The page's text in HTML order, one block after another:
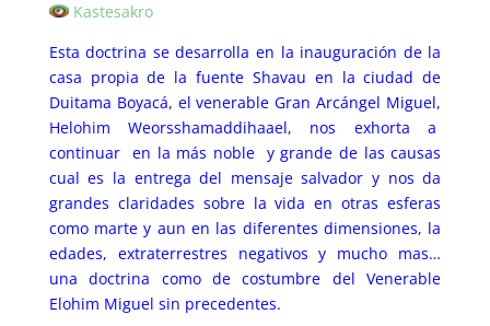
Kastesakro
Esta doctrina se desarrolla en la inauguración de la
casa propia de la fuente Shavau en la ciudad de
Duitama Boyacá, el venerable Gran Arcángel Miguel,
Helohim Weorsshamaddihaael, nos exhorta a
continuar en la más noble y grande de las causas
cual es la entrega del mensaje salvador y nos da
grandes claridades sobre la vida en otras esferas
como marte y aun en las diferentes dimensiones, la
edades, extraterrestres negativos y mucho mas…
una doctrina como de costumbre del Venerable
Elohim Miguel sin precedentes.